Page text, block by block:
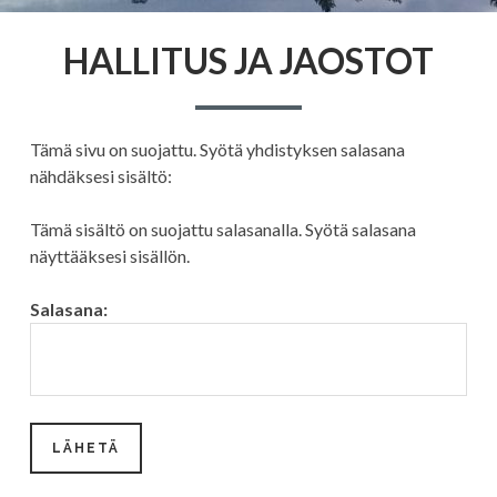
HALLITUS JA JAOSTOT
Tämä sivu on suojattu. Syötä yhdistyksen salasana
nähdäksesi sisältö:
Tämä sisältö on suojattu salasanalla. Syötä salasana
näyttääksesi sisällön.
Salasana: